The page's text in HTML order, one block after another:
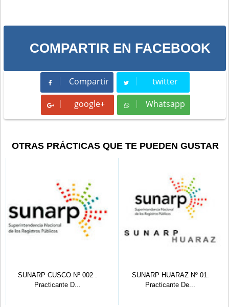
COMPARTIR EN FACEBOOK
Compartir
Compartir twitter
Tweet
google+ Whatsapp
Whatsapp
OTRAS PRÁCTICAS QUE TE PUEDEN GUSTAR
SUNARP CUSCO Nº 002 :
Practicante D...
SUNARP HUARAZ Nº 01:
Practicante De...